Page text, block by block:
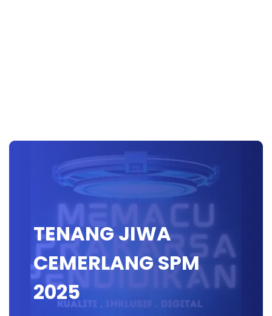
TENANG JIWA
CEMERLANG SPM
2025